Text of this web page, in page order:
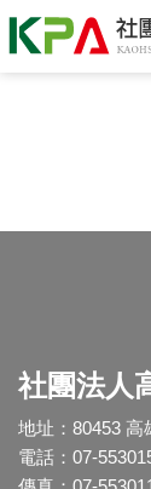
社團法人
地址：80453 高
電話：07-